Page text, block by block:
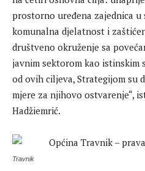
prostorno uređena zajednica
komunalna djelatnost i
društveno okruženje sa
javnim sektorom kao istinskim
od ovih ciljeva, Strategijom
mjere za njihovo ostvarenje“,
Hadžiemrić.
Travnik